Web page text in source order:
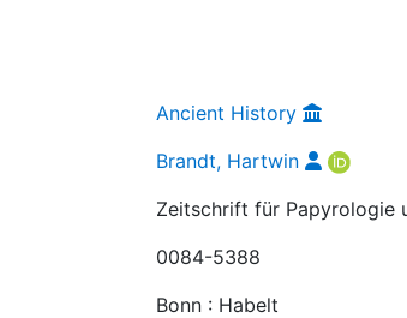
Ancient History
Brandt, Hartwin
Zeitschrift für Papyrologie
0084-5388
Bonn : Habelt